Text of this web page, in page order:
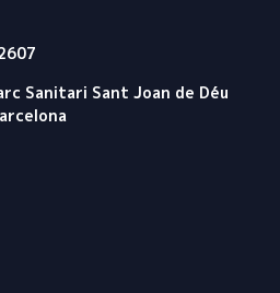
Sanitari Sant Joan de Déu